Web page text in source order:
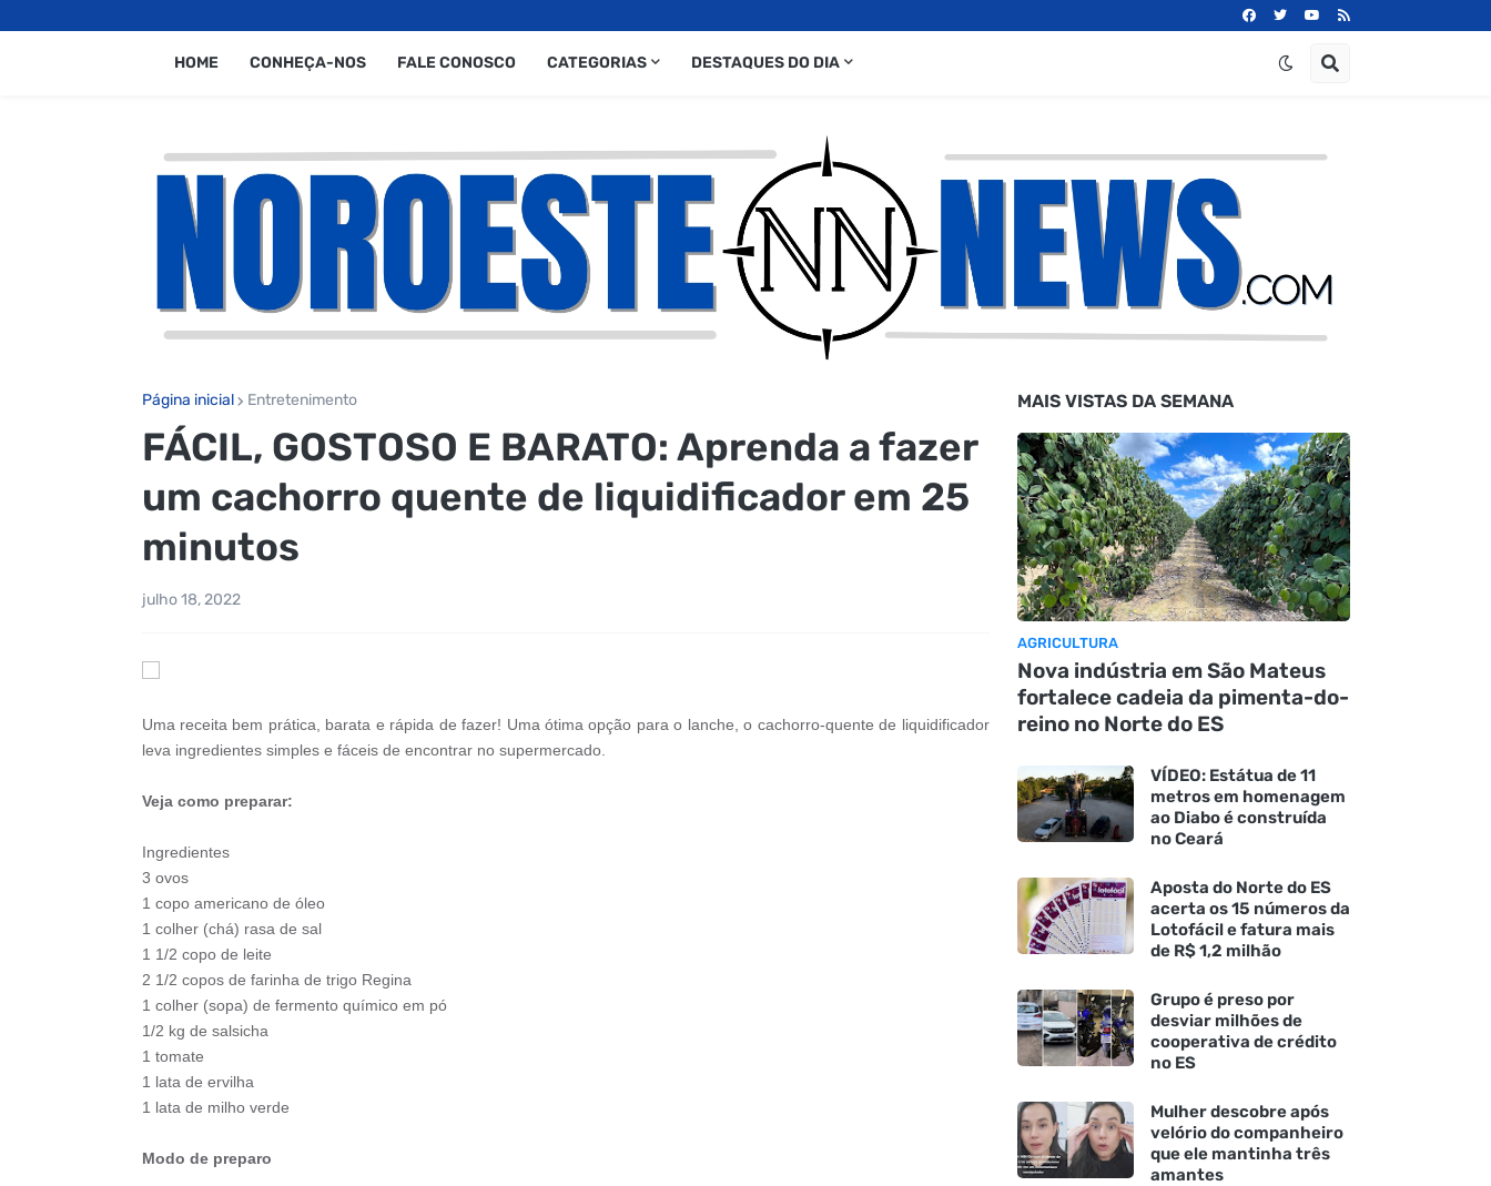
HOME CONHEÇA-NOS FALE CONOSCO CATEGORIAS DESTAQUES DO DIA
Página inicial Entretenimento
FÁCIL, GOSTOSO E BARATO: Aprenda a fazer
um cachorro quente de liquidificador em 25
minutos
julho 18, 2022
Uma receita bem prática, barata e rápida de fazer! Uma ótima opção para o lanche, o cachorro-quente de liquidificador
leva ingredientes simples e fáceis de encontrar no supermercado.
Veja como preparar:
Ingredientes
3 ovos
1 copo americano de óleo
1 colher (chá) rasa de sal
1 1/2 copo de leite
2 1/2 copos de farinha de trigo Regina
1 colher (sopa) de fermento químico em pó
1/2 kg de salsicha
1 tomate
1 lata de ervilha
1 lata de milho verde
Modo de preparo
MAIS VISTAS DA SEMANA
AGRICULTURA
Nova indústria em São Mateus
fortalece cadeia da pimenta-do-
reino no Norte do ES
VÍDEO: Estátua de 11
metros em homenagem
ao Diabo é construída
no Ceará
Aposta do Norte do ES
acerta os 15 números da
Lotofácil e fatura mais
de R$ 1,2 milhão
Grupo é preso por
desviar milhões de
cooperativa de crédito
no ES
Mulher descobre após
velório do companheiro
que ele mantinha três
amantes